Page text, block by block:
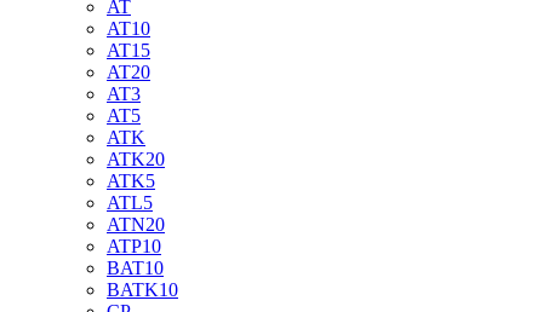
AT
AT10
AT15
AT20
AT3
AT5
ATK
ATK20
ATK5
ATL5
ATN20
ATP10
BAT10
BATK10